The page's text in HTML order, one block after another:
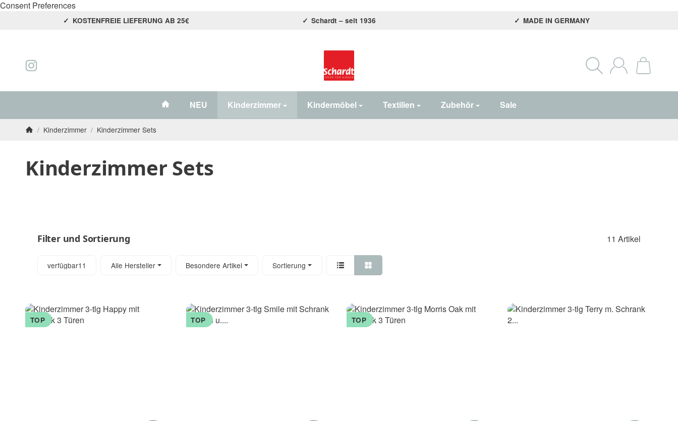
Consent Preferences
KOSTENFREIE LIEFERUNG AB 25€ Schardt – seit 1936 MADE IN GERMANY
#custom.linkHome#
NEU Kinderzimmer Kindermöbel Textilien Zubehör Sale
/ Kinderzimmer / Kinderzimmer Sets
Kinderzimmer Sets
Filter und Sortierung 11 Artikel
verfügbar11 Artikel gefunden
Alle Hersteller Besondere Artikel Sortierung
TOP TOP TOP